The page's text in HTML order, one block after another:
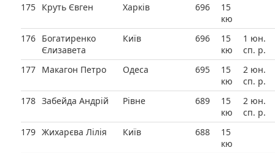
175 Круть Євген Харків 696
15
кю
176 Богатиренко
Єлизавета
Київ 696
15
кю
1 юн.
сп. р.
177 Макагон Петро Одеса 695
15
кю
2 юн.
сп. р.
178 Забейда Андрій Рівне 689
15
кю
2 юн.
сп. р.
179 Жихарєва Лілія Київ 688
15
кю